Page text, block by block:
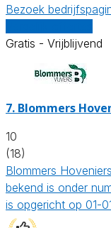
Bezoek
Gratis - Vrijblijvend
7. Blommers
10
(18)
Blommers
bekend is onder
is opgericht op 01-